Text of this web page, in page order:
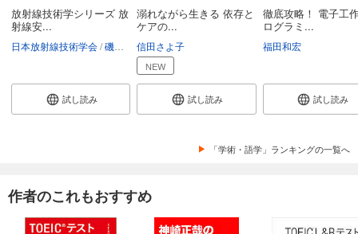
放射線技術学シリーズ 放
射線安...
日本放射線技術学会 磯辺智範 清水秀雄 鈴木昇一 西谷源展
試し読み
溺れながら生きる 依存と
ケアの...
信田さよ子
NEW
試し読み
徹底攻略！ 電子工
ログラミ...
福田和宏
試し読み
「学術・語学」ランキングの一覧へ
作者のこれもおすすめ